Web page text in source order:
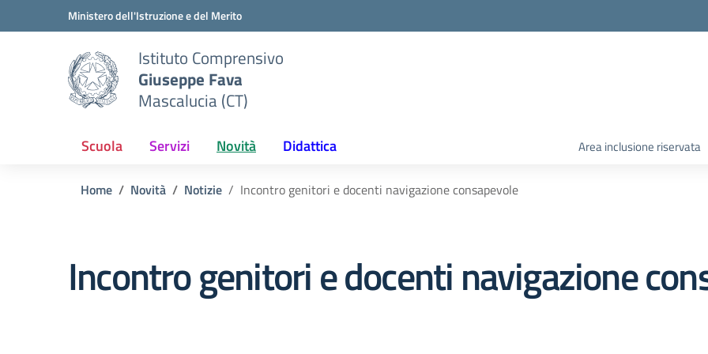
Vai ai contenuti
Vai al menu di navigazioneMinistero dell'Istruzione e del Merito
Istituto Comprensivo
Giuseppe Fava
Mascalucia (CT)
Scuola Servizi Novità Didattica Area inclusione riservata
Home Novità Notizie Incontro genitori e docenti navigazione consapevole
Incontro genitori e docenti navigazione